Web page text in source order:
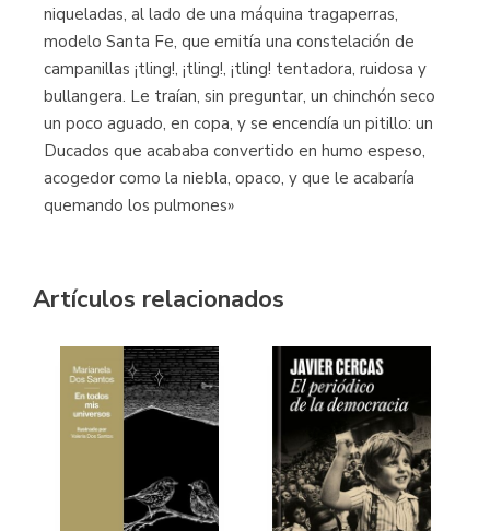
niqueladas, al lado de una máquina tragaperras,
modelo Santa Fe, que emitía una constelación de
campanillas ¡tling!, ¡tling!, ¡tling! tentadora, ruidosa y
bullangera. Le traían, sin preguntar, un chinchón seco
un poco aguado, en copa, y se encendía un pitillo: un
Ducados que acababa convertido en humo espeso,
acogedor como la niebla, opaco, y que le acabaría
quemando los pulmones»
Artículos relacionados